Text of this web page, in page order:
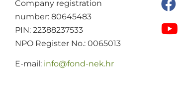
Company registration
number: 80645483
PIN: 22388237533
NPO Register No.: 0065013
E-mail: rh.ken-dnof
@ofni